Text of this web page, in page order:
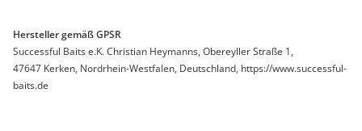
Hersteller gemäß GPSR
Successful Baits e.K. Christian Heymanns, Obereyller Straße 1,
47647 Kerken, Nordrhein-Westfalen, Deutschland, https://www.successful-
baits.de